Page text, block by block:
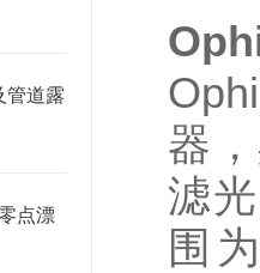
管道露
点漂
器
滤
围